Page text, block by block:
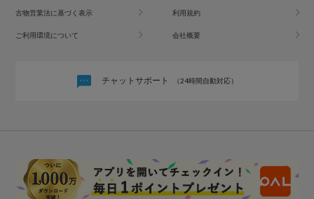
古物営業法に基づく表示 利用規約
ご利用環境について 会社概要
チャットサポート （24時間自動対応）